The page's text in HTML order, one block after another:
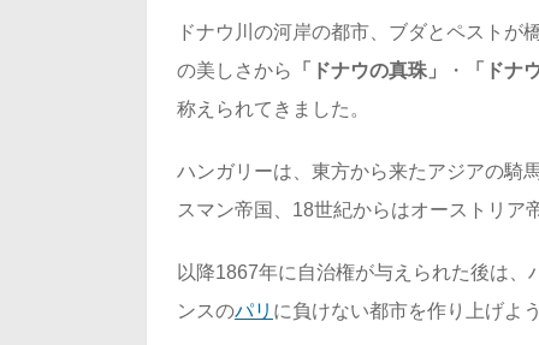
ドナウ川の河岸の都市、ブダとペスト
の美しさから
「ドナウの真珠」 ・
「ドナ
称えられてきました。
ハンガリーは、東方から来たアジアの騎
スマン帝国、18世紀からはオーストリア
以降1867年に自治権が与えられた後は
ンスのパリ に負けない都市を作り上げよ